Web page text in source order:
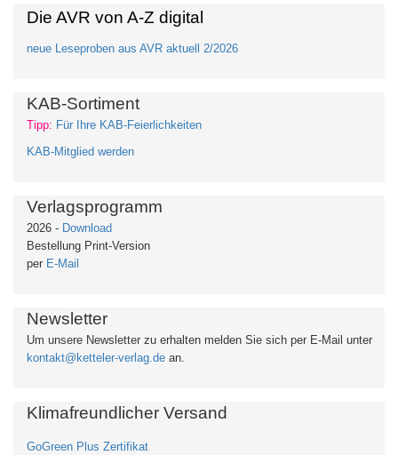
Die AVR von A-Z digital
neue Leseproben aus AVR aktuell 2/2026
KAB-Sortiment
Tipp: Für Ihre KAB-Feierlichkeiten
KAB-Mitglied werden
Verlagsprogramm
2026 - Download
Bestellung Print-Version
per E-Mail
Newsletter
Um unsere Newsletter zu erhalten melden Sie sich per E-Mail unter
kontakt@ketteler-verlag.de an.
Klimafreundlicher Versand
GoGreen Plus Zertifikat